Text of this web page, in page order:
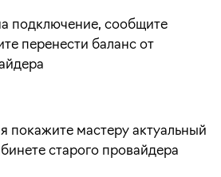
подключение, сообщите
перенести баланс от
покажите мастеру актуальный
старого провайдера